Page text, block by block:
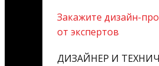
Закажите дизайн-
от экспертов
ДИЗАЙНЕР И